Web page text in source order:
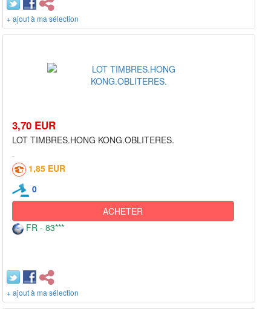
+ ajout à ma sélection
3,70 EUR
LOT TIMBRES.HONG KONG.OBLITERES.
1,85 EUR
0
ACHETER
FR - 83***
+ ajout à ma sélection